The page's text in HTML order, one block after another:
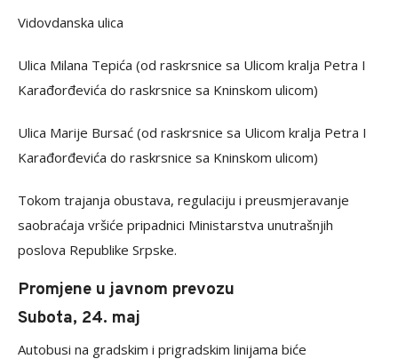
Vidovdanska ulica
Ulica Milana Tepića (od raskrsnice sa Ulicom kralja Petra I
Karađorđevića do raskrsnice sa Kninskom ulicom)
Ulica Marije Bursać (od raskrsnice sa Ulicom kralja Petra I
Karađorđevića do raskrsnice sa Kninskom ulicom)
Tokom trajanja obustava, regulaciju i preusmjeravanje
saobraćaja vršiće pripadnici Ministarstva unutrašnjih
poslova Republike Srpske.
Promjene u javnom prevozu
Subota, 24. maj
Autobusi na gradskim i prigradskim linijama biće